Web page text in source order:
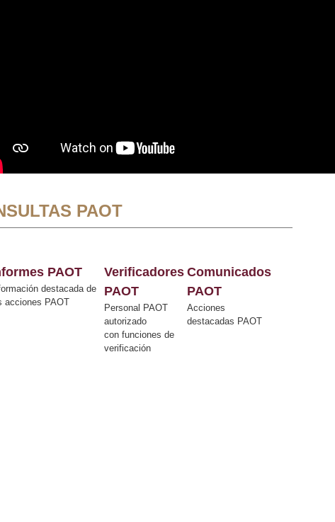
PAOT
PAOT
destacada de
acciones PAOT
Verificadores
PAOT
Personal PAOT
autorizado
con funciones de
verificación
Comunicados
PAOT
Acciones
destacadas PAOT